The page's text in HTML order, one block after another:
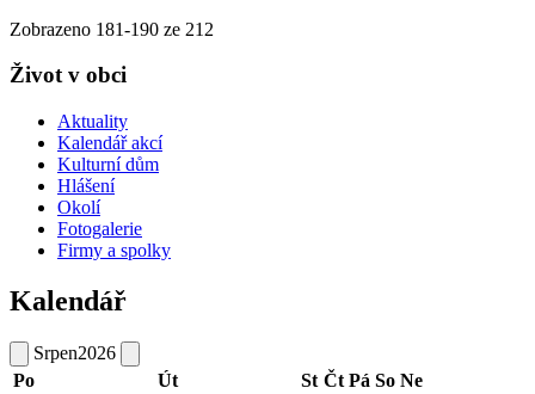
Zobrazeno 181-190 ze 212
Život v obci
Aktuality
Kalendář akcí
Kulturní dům
Hlášení
Okolí
Fotogalerie
Firmy a spolky
Kalendář
Srpen2026
Po
Út St Čt Pá So Ne